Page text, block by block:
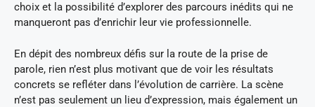
choix et la possibilité d’explorer des parcours inédits qui ne
manqueront pas d’enrichir leur vie professionnelle.
En dépit des nombreux défis sur la route de la prise de
parole, rien n’est plus motivant que de voir les résultats
concrets se refléter dans l’évolution de carrière. La scène
n’est pas seulement un lieu d’expression, mais également un